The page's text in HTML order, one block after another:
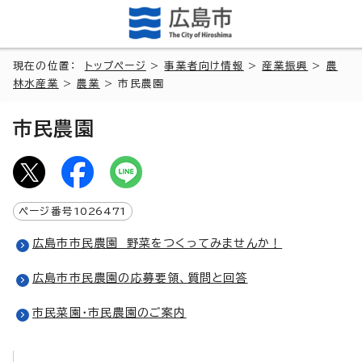
現在の位置： トップページ >事業者向け情報 > 産業振興 > 農
林水産業
> 農業 > 市民農園
市民農園
ページ番号 1026471
広島市市民農園 野菜をつくってみませんか！
広島市市民農園の応募要領、質問と回答
市民菜園・市民農園のご案内